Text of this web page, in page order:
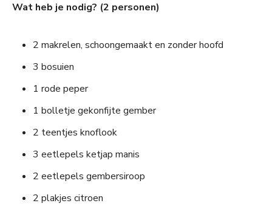
Wat heb je nodig? (2 personen)
2 makrelen, schoongemaakt en zonder hoofd
3 bosuien
1 rode peper
1 bolletje gekonfijte gember
2 teentjes knoflook
3 eetlepels ketjap manis
2 eetlepels gembersiroop
2 plakjes citroen